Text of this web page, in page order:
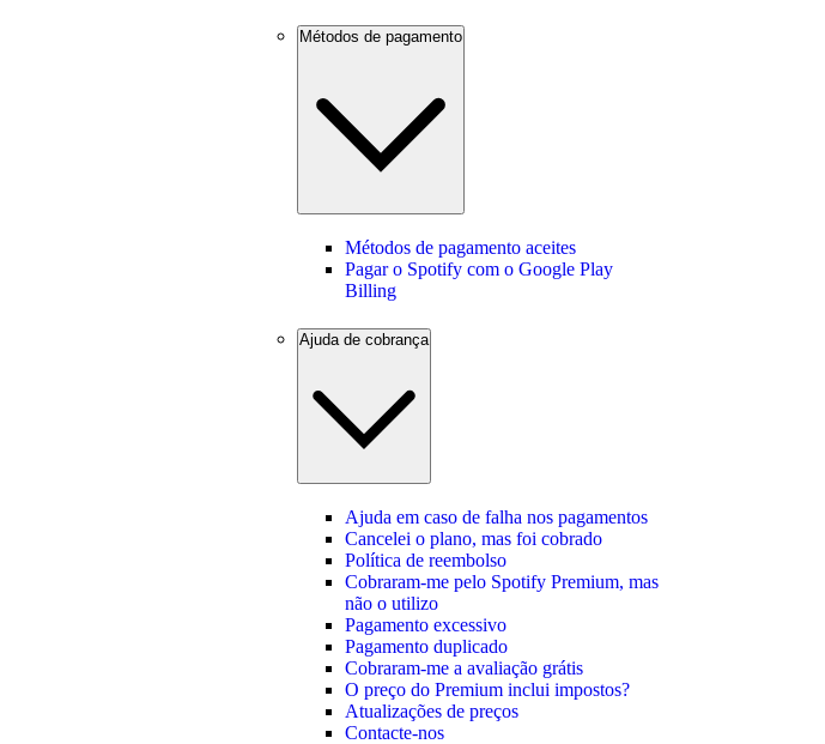
Métodos de pagamento
Métodos de pagamento aceites
Pagar o Spotify com o Google Play
Billing
Ajuda de cobrança
Ajuda em caso de falha nos pagamentos
Cancelei o plano, mas foi cobrado
Política de reembolso
Cobraram-me pelo Spotify Premium, mas
não o utilizo
Pagamento excessivo
Pagamento duplicado
Cobraram-me a avaliação grátis
O preço do Premium inclui impostos?
Atualizações de preços
Contacte-nos